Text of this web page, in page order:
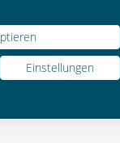
durchsuchen
Einstellungen